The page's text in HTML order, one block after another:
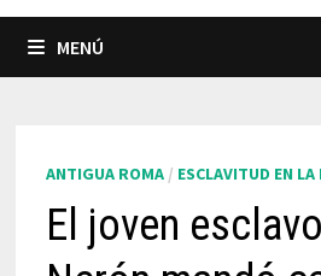
MENÚ
ANTIGUA ROMA/ ESCLAVITUD EN
El joven